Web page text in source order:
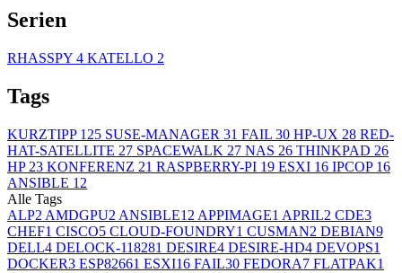
Serien
RHASSPY 4 KATELLO 2
Tags
KURZTIPP 125 SUSE-MANAGER 31 FAIL 30 HP-UX 28 RED-
HAT-SATELLITE 27 SPACEWALK 27 NAS 26 THINKPAD 26
HP 23 KONFERENZ 21 RASPBERRY-PI 19 ESXI 16 IPCOP 16
ANSIBLE 12
Alle Tags
ALP2 AMDGPU2 ANSIBLE12 APPIMAGE1 APRIL2 CDE3
CHEF1 CISCO5 CLOUD-FOUNDRY1 CUSMAN2 DEBIAN9
DELL4 DELOCK-118281 DESIRE4 DESIRE-HD4 DEVOPS1
DOCKER3 ESP82661 ESXI16 FAIL30 FEDORA7 FLATPAK1